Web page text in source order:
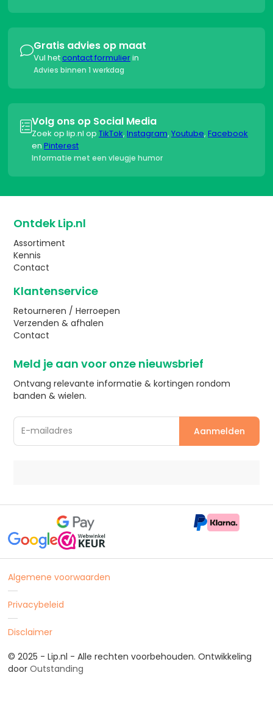
Gratis advies op maat
Vul hetcontact formulierin
Advies binnen 1 werkdag
Volg ons op Social Media
Zoek op lip.nl op TikTok, Instagram, Youtube, Facebook
en Pinterest
Informatie met een vleugje humor
Ontdek Lip.nl
Assortiment
Kennis
Contact
Klantenservice
Retourneren / Herroepen
Verzenden & afhalen
Contact
Meld je aan voor onze nieuwsbrief
Ontvang relevante informatie & kortingen rondom
banden & wielen.
Algemene voorwaarden
Privacybeleid
Disclaimer
© 2025 - Lip.nl - Alle rechten voorbehouden. Ontwikkeling
door Outstanding